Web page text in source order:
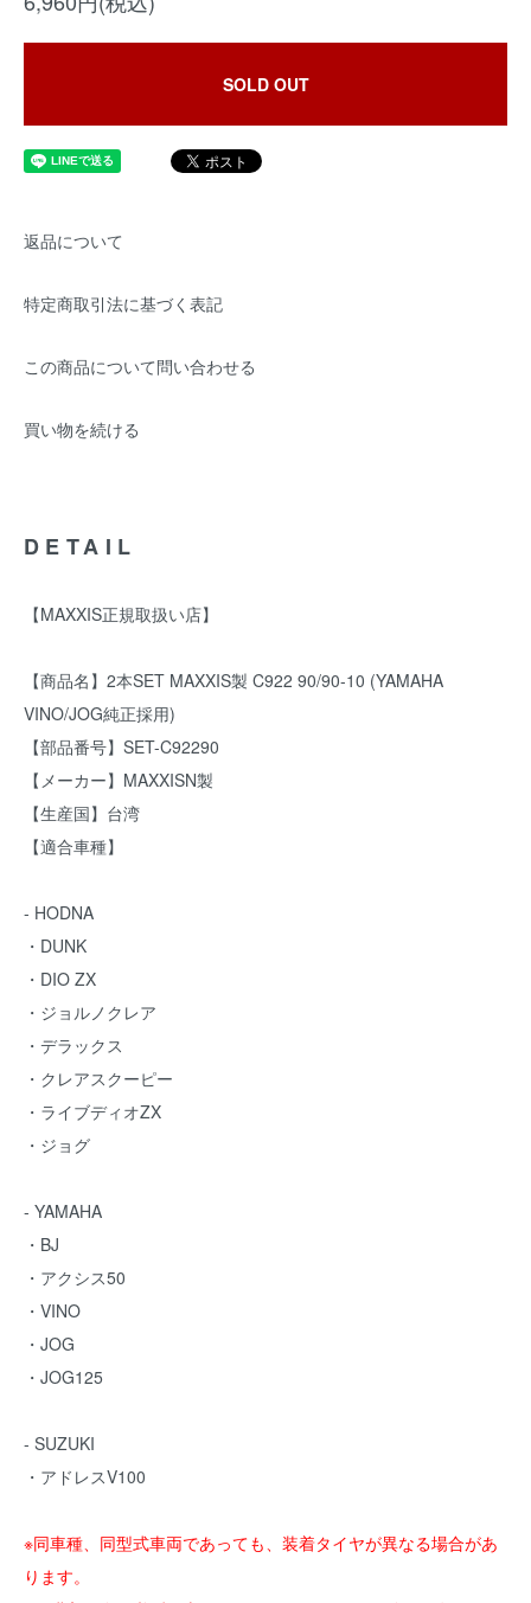
SOLD OUT
返品について
特定商取引法に基づく表記
この商品について問い合わせる
買い物を続ける
DETAIL
【MAXXIS正規取扱い店】
【商品名】2本SET MAXXIS製 C922 90/90-10 (YAMAHA
VINO/JOG純正採用)
【部品番号】SET-C92290
【メーカー】MAXXISN製
【生産国】台湾
【適合車種】
- HODNA
・DUNK
・DIO ZX
・ジョルノクレア
・デラックス
・クレアスクーピー
・ライブディオZX
・ジョグ
- YAMAHA
・BJ
・アクシス50
・VINO
・JOG
・JOG125
- SUZUKI
・アドレスV100
※同車種、同型式車両であっても、装着タイヤが異なる場合があ
ります。